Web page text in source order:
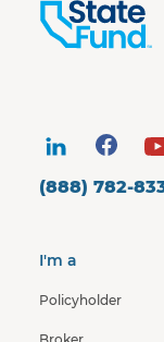
(888) 782-
I'm a
Policyholder
Broker